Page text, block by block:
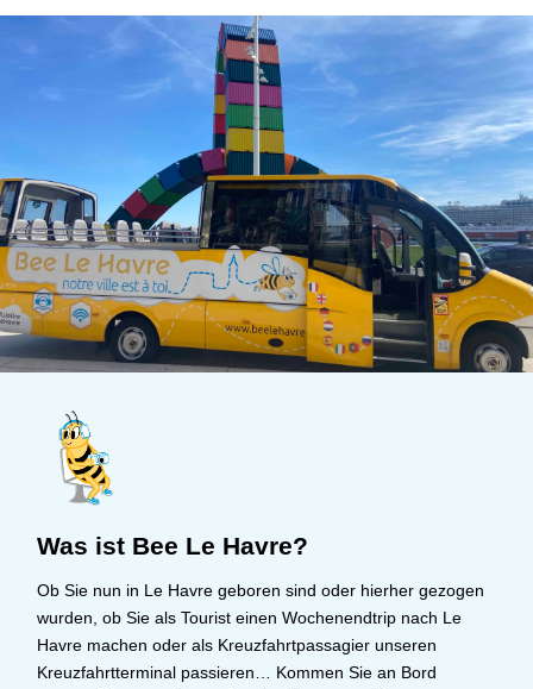
Was ist Bee Le Havre?
Ob Sie nun in Le Havre geboren sind oder hierher gezogen
wurden, ob Sie als Tourist einen Wochenendtrip nach Le
Havre machen oder als Kreuzfahrtpassagier unseren
Kreuzfahrtterminal passieren… Kommen Sie an Bord